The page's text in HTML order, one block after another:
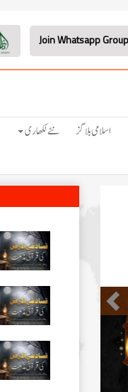
اسلامی بلاگز نئے لکھاری
Previous